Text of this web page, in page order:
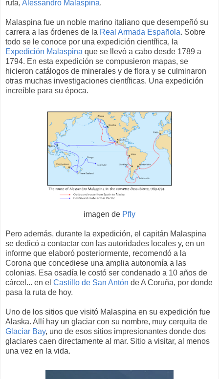
ruta, Alessandro Malaspina.
Malaspina fue un noble marino italiano que desempeñó su
carrera a las órdenes de la Real Armada Española. Sobre
todo se le conoce por una expedición científica, la
Expedición Malaspina que se llevó a cabo desde 1789 a
1794. En esta expedición se compusieron mapas, se
hicieron catálogos de minerales y de flora y se culminaron
otras muchas investigaciones científicas. Una expedición
increíble para su época.
imagen de Pfly
Pero además, durante la expedición, el capitán Malaspina
se dedicó a contactar con las autoridades locales y, en un
informe que elaboró posteriormente, recomendó a la
Corona que concediese una amplia autonomía a las
colonias. Esa osadía le costó ser condenado a 10 años de
cárcel... en el Castillo de San Antón de A Coruña, por donde
pasa la ruta de hoy.
Uno de los sitios que visitó Malaspina en su expedición fue
Alaska. Allí hay un glaciar con su nombre, muy cerquita de
Glaciar Bay, uno de esos sitios impresionantes donde dos
glaciares caen directamente al mar. Sitio a visitar, al menos
una vez en la vida.